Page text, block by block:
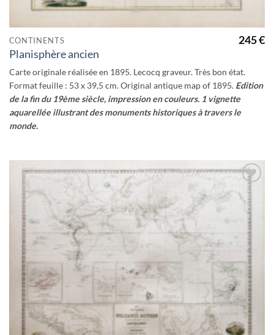
CONTINENTS
Planisphère ancien
245€
Carte originale réalisée en 1895. Lecocq graveur. Très bon état.
Format feuille : 53 x 39,5 cm. Original antique map of 1895. Edition
de la fin du 19ème siècle, impression en couleurs. 1 vignette
aquarellée illustrant des monuments historiques à travers le
monde.
Ajouter
à la
wishlist